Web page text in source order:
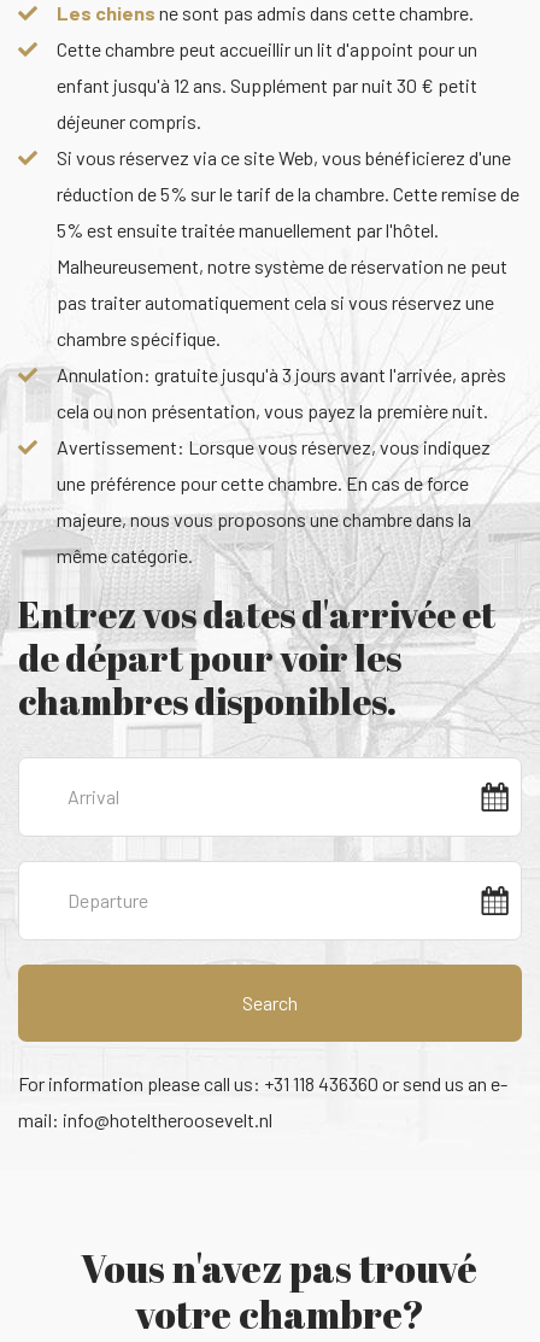
Les chiens ne sont pas admis dans cette chambre.
Cette chambre peut accueillir un lit d'appoint pour un
enfant jusqu'à 12 ans. Supplément par nuit 30 € petit
déjeuner compris.
Si vous réservez via ce site Web, vous bénéficierez d'une
réduction de 5% sur le tarif de la chambre. Cette remise de
5% est ensuite traitée manuellement par l'hôtel.
Malheureusement, notre système de réservation ne peut
pas traiter automatiquement cela si vous réservez une
chambre spécifique.
Annulation: gratuite jusqu'à 3 jours avant l'arrivée, après
cela ou non présentation, vous payez la première nuit.
Avertissement: Lorsque vous réservez, vous indiquez
une préférence pour cette chambre. En cas de force
majeure, nous vous proposons une chambre dans la
même catégorie.
Entrez vos dates d'arrivée et
de départ pour voir les
chambres disponibles.
Search
For information please call us: +31 118 436360 or send us an e-
mail: info@hoteltheroosevelt.nl
Vous n'avez pas trouvé
votre chambre?